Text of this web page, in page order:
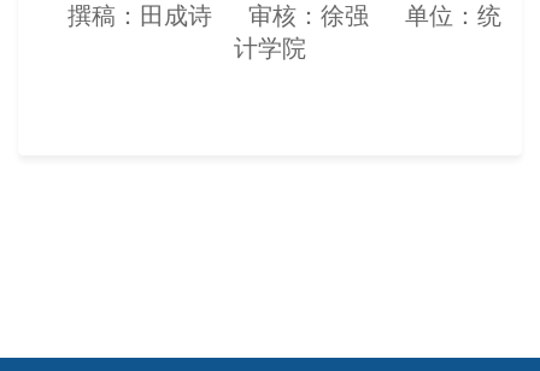
撰稿：田成诗 审核：徐强 单位：统
计学院